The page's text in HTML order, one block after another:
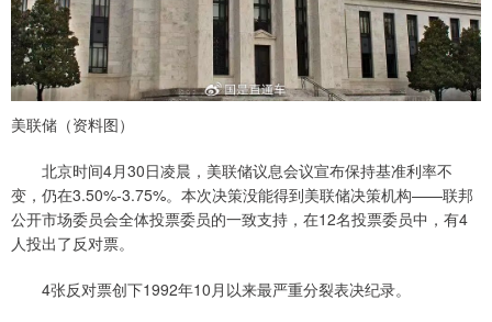
美联储（资料图）
北京时间4月30日凌晨，美联储议息会议宣布保持基准利率不
变，仍在3.50%-3.75%。本次决策没能得到美联储决策机构——联邦
公开市场委员会全体投票委员的一致支持，在12名投票委员中，有4
人投出了反对票。
4张反对票创下1992年10月以来最严重分裂表决纪录。